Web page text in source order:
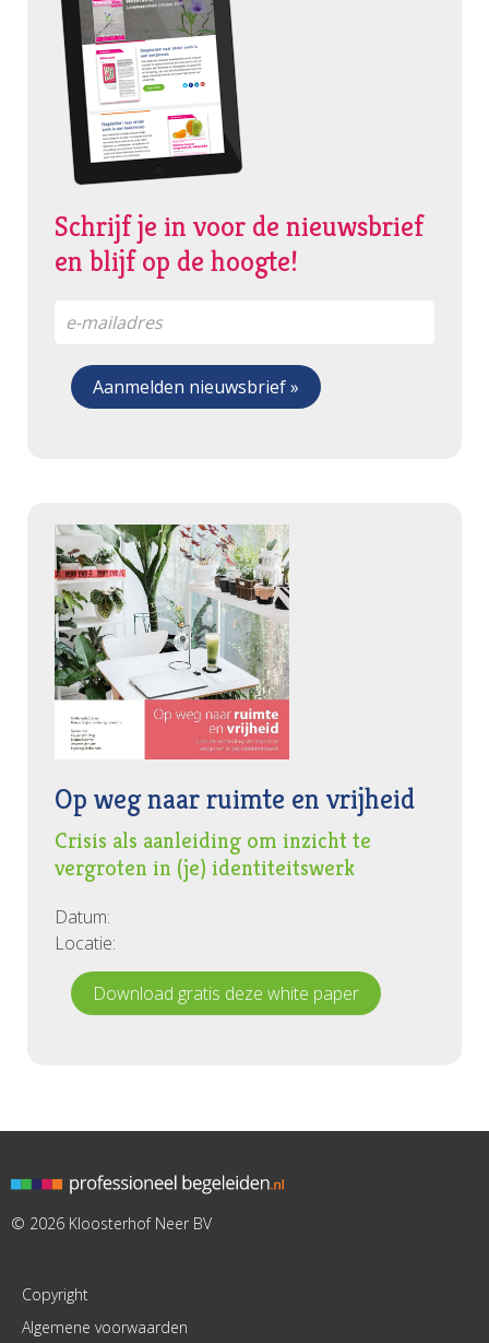
Schrijf je in voor de nieuwsbrief
en blijf op de hoogte!
Op weg naar ruimte en vrijheid
Crisis als aanleiding om inzicht te
vergroten in (je) identiteitswerk
Datum:
Locatie:
Download gratis deze white paper
© 2026 Kloosterhof Neer BV
Copyright
Algemene voorwaarden